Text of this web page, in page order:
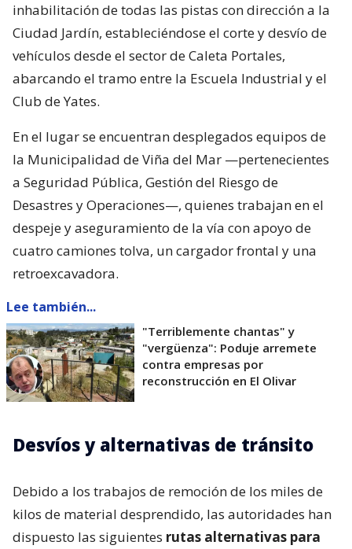
inhabilitación de todas las pistas con dirección a la
Ciudad Jardín, estableciéndose el corte y desvío de
vehículos desde el sector de Caleta Portales,
abarcando el tramo entre la Escuela Industrial y el
Club de Yates.
En el lugar se encuentran desplegados equipos de
la Municipalidad de Viña del Mar —pertenecientes
a Seguridad Pública, Gestión del Riesgo de
Desastres y Operaciones—, quienes trabajan en el
despeje y aseguramiento de la vía con apoyo de
cuatro camiones tolva, un cargador frontal y una
retroexcavadora.
Lee también...
"Terriblemente chantas" y
"vergüenza": Poduje arremete
contra empresas por
reconstrucción en El Olivar
Desvíos y alternativas de tránsito
Debido a los trabajos de remoción de los miles de
kilos de material desprendido, las autoridades han
dispuesto las siguientes rutas alternativas para